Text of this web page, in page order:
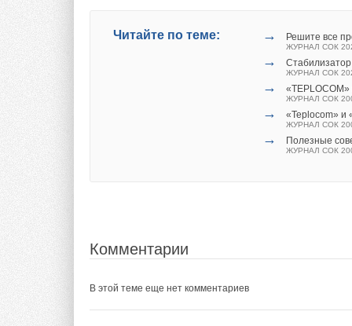
Читайте по теме: → Решите все
ЖУРНАЛ СОК
→
ЖУРНАЛ СОК
→
ЖУРНАЛ СОК
→ «Teplocom» и
ЖУРНАЛ СОК
→ Полезные
ЖУРНАЛ СОК
Комментарии
В этой теме еще нет комментариев
Оборудование